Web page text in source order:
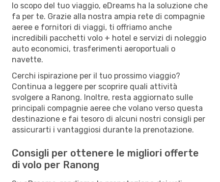
lo scopo del tuo viaggio, eDreams ha la soluzione che
fa per te. Grazie alla nostra ampia rete di compagnie
aeree e fornitori di viaggi, ti offriamo anche
incredibili pacchetti volo + hotel e servizi di noleggio
auto economici, trasferimenti aeroportuali o
navette.
Cerchi ispirazione per il tuo prossimo viaggio?
Continua a leggere per scoprire quali attività
svolgere a Ranong. Inoltre, resta aggiornato sulle
principali compagnie aeree che volano verso questa
destinazione e fai tesoro di alcuni nostri consigli per
assicurarti i vantaggiosi durante la prenotazione.
Consigli per ottenere le migliori offerte
di volo per Ranong